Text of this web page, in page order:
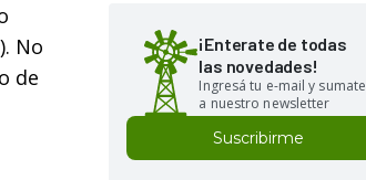
No
de
¡Enterate de todas
las novedades!
Ingresá tu e-mail y sumate
a nuestro newsletter
Suscribirme